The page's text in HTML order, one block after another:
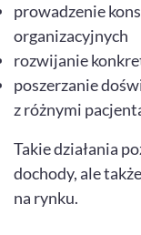
prowadzenie
organizacyjnych
rozwijanie
poszerzanie
z różnymi
Takie działania
dochody, ale
na rynku.